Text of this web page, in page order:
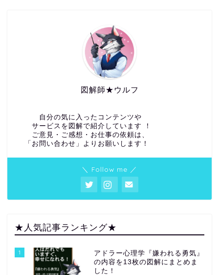
図解師★ウルフ
自分の気に入ったコンテンツや
サービスを図解で紹介しています ！
ご意見・ご感想・お仕事の依頼は、
「お問い合わせ」よりお願いします！
＼ Follow me ／
★人気記事ランキング★
1
アドラー心理学『嫌われる勇気』
の内容を13枚の図解にまとめま
した！